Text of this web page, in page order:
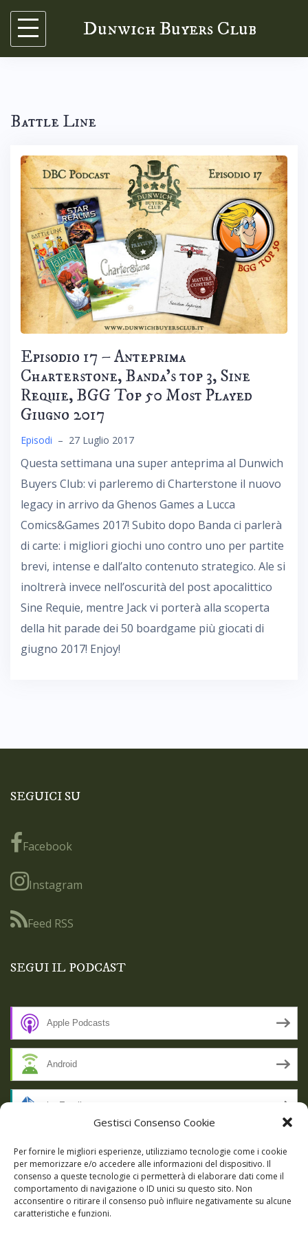
Gestisci Consenso Cookie
Per fornire le migliori esperienze, utilizziamo tecnologie come i cookie
per memorizzare e/o accedere alle informazioni del dispositivo. Il
consenso a queste tecnologie ci permetterà di elaborare dati come il
comportamento di navigazione o ID unici su questo sito. Non
acconsentire o ritirare il consenso può influire negativamente su alcune
caratteristiche e funzioni.
Skip
content
Dunwich Buyers Club
Battle Line
Episodio 17 – Anteprima
Charterstone, Banda’s top 3, Sine
Requie, BGG Top 50 Most Played
Giugno 2017
Episodi – 27 Luglio 2017
Questa settimana una super anteprima al Dunwich
Buyers Club: vi parleremo di Charterstone il nuovo
legacy in arrivo da Ghenos Games a Lucca
Comics&Games 2017! Subito dopo Banda ci parlerà
di carte: i migliori giochi uno contro uno per partite
brevi, intense e dall’alto contenuto strategico. Ale si
inoltrerà invece nell’oscurità del post apocalittico
Sine Requie, mentre Jack vi porterà alla scoperta
della hit parade dei 50 boardgame più giocati di
giugno 2017! Enjoy!
SEGUICI SU
Facebook
Instagram
Feed RSS
SEGUI IL PODCAST
Apple Podcasts
Android
by Email
RSS
SSL SECURE